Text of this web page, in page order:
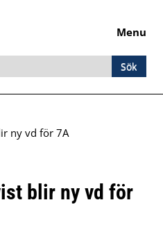
Menu
ny vd för 7A
blir ny vd för